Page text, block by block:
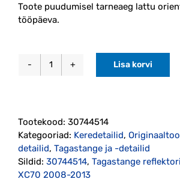
Toote puudumisel tarneaeg lattu
tööpäeva.
Tagastange
XC70
2008-
2013
originaal
(30744514)
Lisa korvi
Tootekood: 30744514
Kategooriad: Keredetailid,
detailid, Tagastange ja -detailid
Sildid: 30744514, Tagastange
XC70 2008-2013